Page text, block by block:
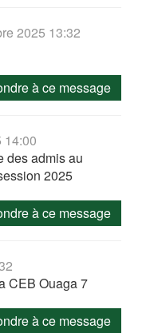
2025 13:32
à ce message
14:00
des admis au
2025
à ce message
CEB Ouaga 7
à ce message